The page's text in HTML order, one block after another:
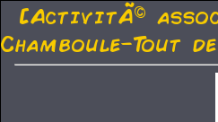
[ActivitÃ©
Chamboule-Tout